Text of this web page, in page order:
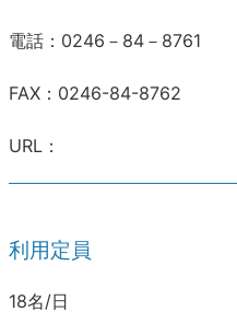
電話：0246－84－8761
FAX：0246-84-8762
URL：
利用定員
18名/日